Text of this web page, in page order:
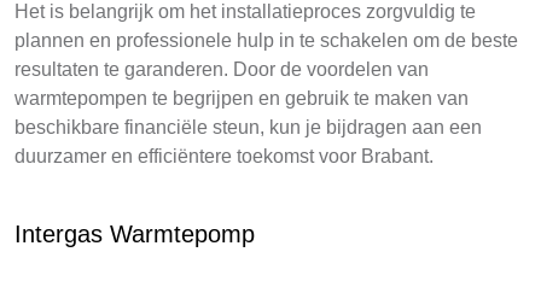
Het is belangrijk om het installatieproces zorgvuldig te
plannen en professionele hulp in te schakelen om de beste
resultaten te garanderen. Door de voordelen van
warmtepompen te begrijpen en gebruik te maken van
beschikbare financiële steun, kun je bijdragen aan een
duurzamer en efficiëntere toekomst voor Brabant.
Intergas Warmtepomp